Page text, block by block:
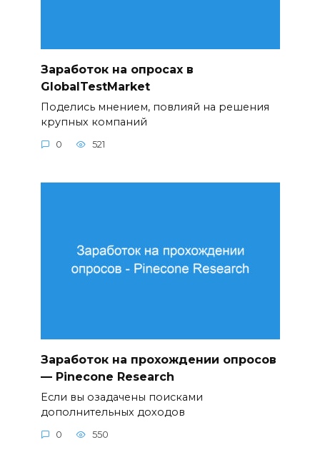
Заработок на опросах в
GlobalTestMarket
Поделись мнением, повлияй на решения
крупных компаний
0 521
Заработок на прохождении опросов
— Pinecone Research
Если вы озадачены поисками
дополнительных доходов
0 550